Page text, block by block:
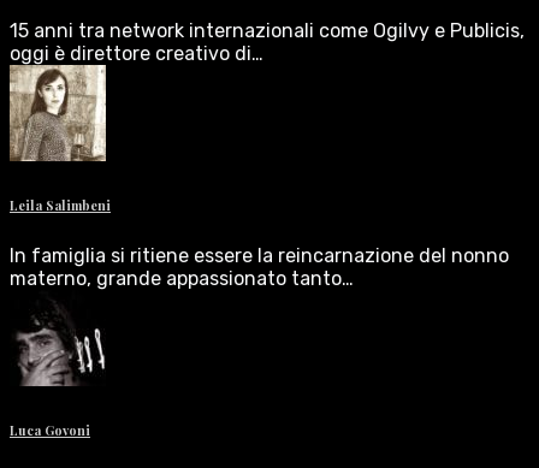
15 anni tra network internazionali come Ogilvy e Publicis,
oggi è direttore creativo di…
Leila Salimbeni
In famiglia si ritiene essere la reincarnazione del nonno
materno, grande appassionato tanto…
Luca Govoni